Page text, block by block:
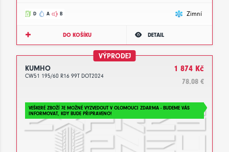
D A B Zimní
DO KOŠÍKU DETAIL
VÝPRODEJ
KUMHO
CW51 195/60 R16 99T DOT2024
1 874 Kč
78.08 €
VEŠKERÉ ZBOŽÍ JE MOŽNÉ VYZVEDOUT V OLOMOUCI ZDARMA - BUDEME VÁS
INFORMOVAT, KDY BUDE PŘIPRAVENO!